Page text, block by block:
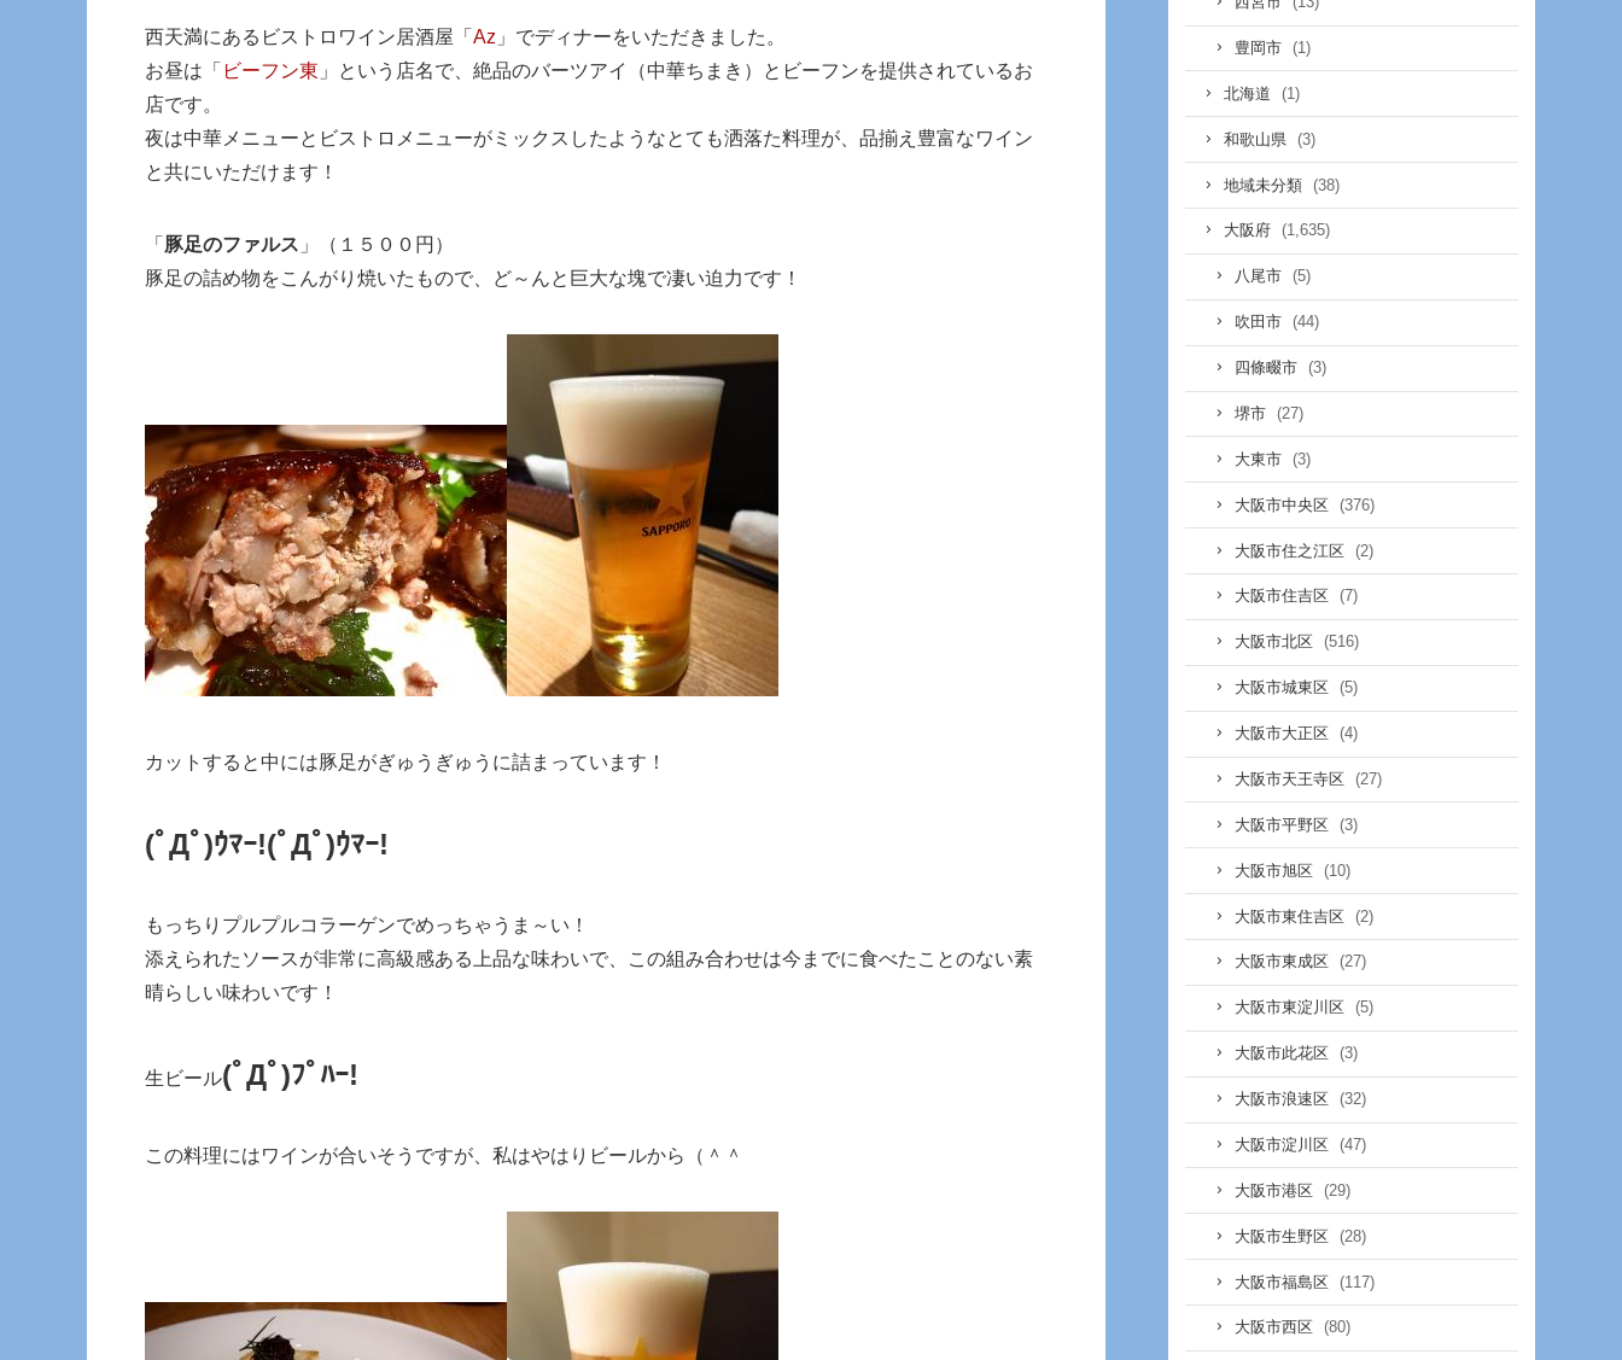
西天満にあるビストロワイン居酒屋「 Az 」でディナーをいただきました。
お昼は「 ビーフン東 」という店名で、絶品のバーツアイ（中華ちまき）とビーフンを提供されているお
店です。
夜は中華メニューとビストロメニューがミックスしたようなとても洒落た料理が、品揃え豊富なワイン
と共にいただけます！
「 豚足のファルス 」（１５００円）
豚足の詰め物をこんがり焼いたもので、ど～んと巨大な塊で凄い迫力です！
カットすると中には豚足がぎゅうぎゅうに詰まっています！
(ﾟДﾟ)ｳﾏｰ!(ﾟДﾟ)ｳﾏｰ!
もっちりプルプルコラーゲンでめっちゃうま～い！
添えられたソースが非常に高級感ある上品な味わいで、この組み合わせは今までに食べたことのない素
晴らしい味わいです！
生ビール(ﾟДﾟ)ﾌﾟﾊｰ!
この料理にはワインが合いそうですが、私はやはりビールから（＾＾
豊岡市 (1)
北海道 (1)
和歌山県 (3)
地域未分類 (38)
大阪府 (1,635)
八尾市 (5)
吹田市 (44)
四條畷市 (3)
堺市 (27)
大東市 (3)
大阪市中央区 (376)
大阪市住之江区 (2)
大阪市住吉区 (7)
大阪市北区 (516)
大阪市城東区 (5)
大阪市大正区 (4)
大阪市天王寺区 (27)
大阪市平野区 (3)
大阪市旭区 (10)
大阪市東住吉区 (2)
大阪市東成区 (27)
大阪市東淀川区 (5)
大阪市此花区 (3)
大阪市浪速区 (32)
大阪市淀川区 (47)
大阪市港区 (29)
大阪市生野区 (28)
大阪市福島区 (117)
大阪市西区 (80)